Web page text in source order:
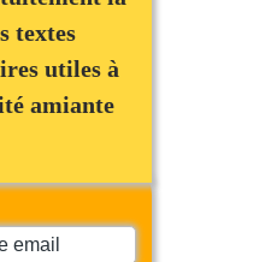
textes
utiles à
amiante